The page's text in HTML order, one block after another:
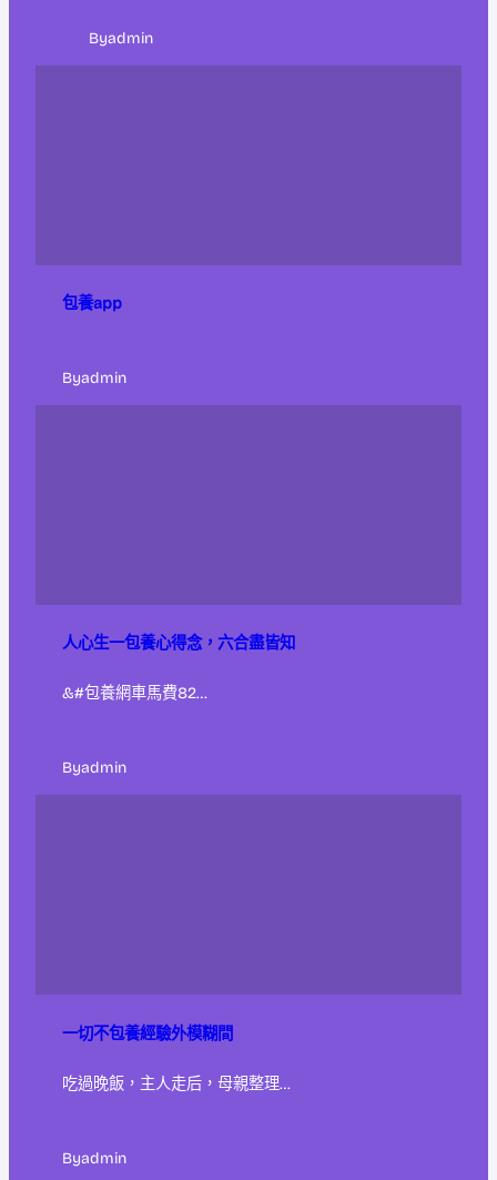
Byadmin
包養app
Byadmin
人心生一包養心得念，六合盡皆知
&#包養網車馬費82…
Byadmin
一切不包養經驗外模糊間
吃過晚飯，主人走后，母親整理…
Byadmin